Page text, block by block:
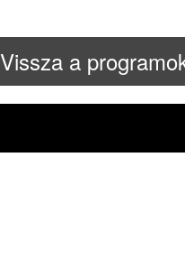
Vissza a